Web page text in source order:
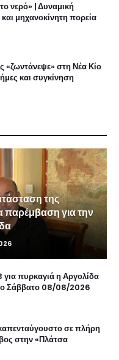
νερό» | Δυναμική
μηχανοκίνητη πορεία
«ζωντάνεψε» στη Νέα Κίο
και συγκίνηση
της
για την
για πυρκαγιά η Αργολίδα
Σάββατο 08/08/2026
σε πλήρη
στην «Πλάτσα